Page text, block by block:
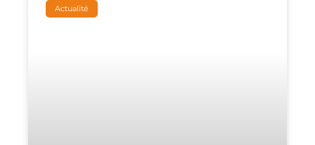
Actualité